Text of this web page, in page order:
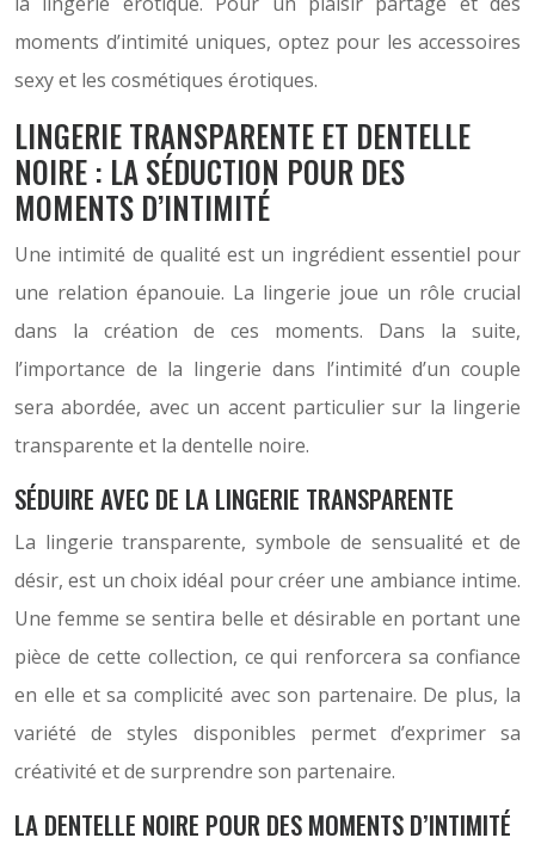
moments d’intimité uniques, optez pour les accessoires
sexy et les cosmétiques érotiques.
LINGERIE TRANSPARENTE ET DENTELLE
NOIRE : LA SÉDUCTION POUR DES
MOMENTS D’INTIMITÉ
Une intimité de qualité est un ingrédient essentiel pour
une relation épanouie. La lingerie joue un rôle crucial
dans la création de ces moments. Dans la suite,
l’importance de la lingerie dans l’intimité d’un couple
sera abordée, avec un accent particulier sur la lingerie
transparente et la dentelle noire.
SÉDUIRE AVEC DE LA LINGERIE TRANSPARENTE
La lingerie transparente, symbole de sensualité et de
désir, est un choix idéal pour créer une ambiance intime.
Une femme se sentira belle et désirable en portant une
pièce de cette collection, ce qui renforcera sa confiance
en elle et sa complicité avec son partenaire. De plus, la
variété de styles disponibles permet d’exprimer sa
créativité et de surprendre son partenaire.
LA DENTELLE NOIRE POUR DES MOMENTS D’INTIMITÉ